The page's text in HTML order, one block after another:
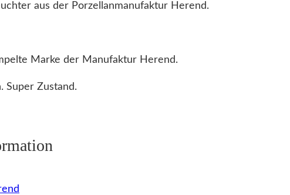
P
z
n
aus der Porzellanmanufaktur Herend.
Marke der Manufaktur Herend.
Super Zustand.